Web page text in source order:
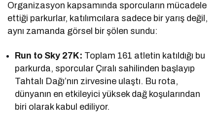
Organizasyon kapsamında sporcuların mücadele
ettiği parkurlar, katılımcılara sadece bir yarış değil,
aynı zamanda görsel bir şölen sundu:
Run to Sky 27K: Toplam 161 atletin katıldığı bu
parkurda, sporcular Çıralı sahilinden başlayıp
Tahtalı Dağı’nın zirvesine ulaştı. Bu rota,
dünyanın en etkileyici yüksek dağ koşularından
biri olarak kabul ediliyor.